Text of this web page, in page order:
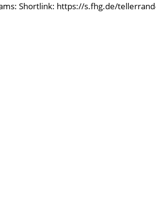
Shortlink: https://s.fhg.de/